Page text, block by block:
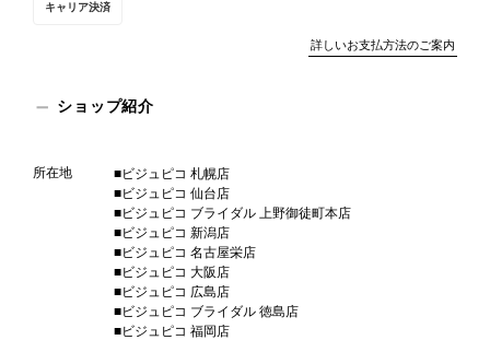
キャリア決済
詳しいお支払方法のご案内
ショップ紹介
所在地
■ビジュピコ 札幌店
■ビジュピコ 仙台店
■ビジュピコ ブライダル 上野御徒町本店
■ビジュピコ 新潟店
■ビジュピコ 名古屋栄店
■ビジュピコ 大阪店
■ビジュピコ 広島店
■ビジュピコ ブライダル 徳島店
■ビジュピコ 福岡店